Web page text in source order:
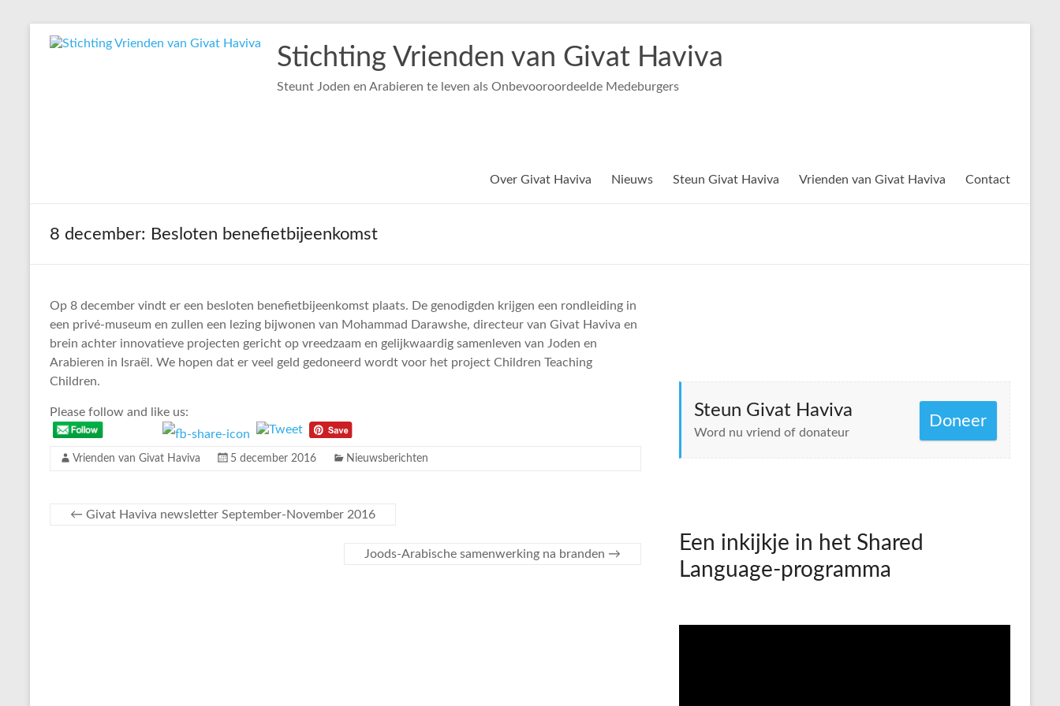
naar
Stichting Vrienden van Givat Haviva
Steunt Joden en Arabieren te leven als Onbevooroordeelde Medeburgers
Over Givat Haviva Nieuws Steun Givat Haviva Vrienden van Givat Haviva Contact
8 december: Besloten benefietbijeenkomst
Op 8 december vindt er een besloten benefietbijeenkomst plaats. De genodigden krijgen een rondleiding in
een privé-museum en zullen een lezing bijwonen van Mohammad Darawshe, directeur van Givat Haviva en
brein achter innovatieve projecten gericht op vreedzaam en gelijkwaardig samenleven van Joden en
Arabieren in Israël. We hopen dat er veel geld gedoneerd wordt voor het project Children Teaching
Children.
Please follow and like us:
Vrienden van Givat Haviva 5 december 2016 Nieuwsberichten
← Givat Haviva newsletter September-November 2016
Joods-Arabische samenwerking na branden →
Steun Givat Haviva
Word nu vriend of donateur
Doneer
Een inkijkje in het Shared
Language-programma